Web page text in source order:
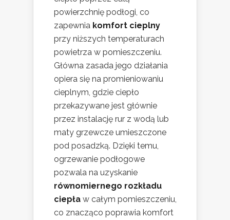
powierzchnię podłogi, co
zapewnia komfort cieplny
przy niższych temperaturach
powietrza w pomieszczeniu.
Główna zasada jego działania
opiera się na promieniowaniu
cieplnym, gdzie ciepło
przekazywane jest głównie
przez instalację rur z wodą lub
maty grzewcze umieszczone
pod posadzką. Dzięki temu,
ogrzewanie podłogowe
pozwala na uzyskanie
równomiernego rozkładu
ciepła w całym pomieszczeniu,
co znacząco poprawia komfort